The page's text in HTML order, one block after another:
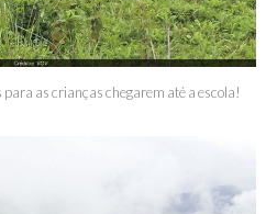
as crianças chegarem até a escola!